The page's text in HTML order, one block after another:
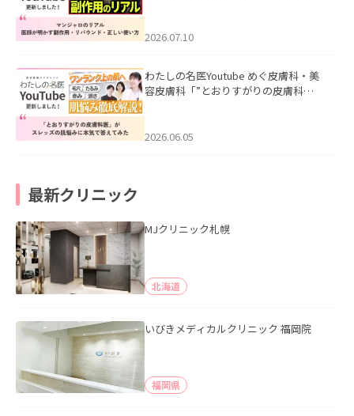
た。
2026.07.10
わたしの名医Youtube めぐ皮膚科・美
容皮膚科「”とおりすがりの皮膚科
2026.06.05
最新クリニック
MJクリニック札幌
北海道
いびきメディカルクリニック 福岡院
福岡県